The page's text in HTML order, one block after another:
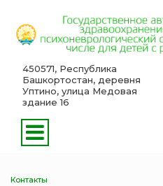
450571, Республика
Башкортостан, деревня
Уптино, улица Медовая
здание 16
Контакты